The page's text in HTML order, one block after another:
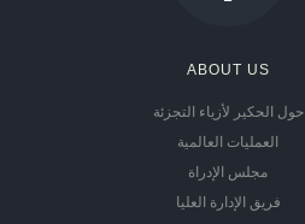
ABOUT US
حول الحكير لأزياء التجزئة
العمليات العالمية
مجلس الإدراة
فريق الإدارة العليا